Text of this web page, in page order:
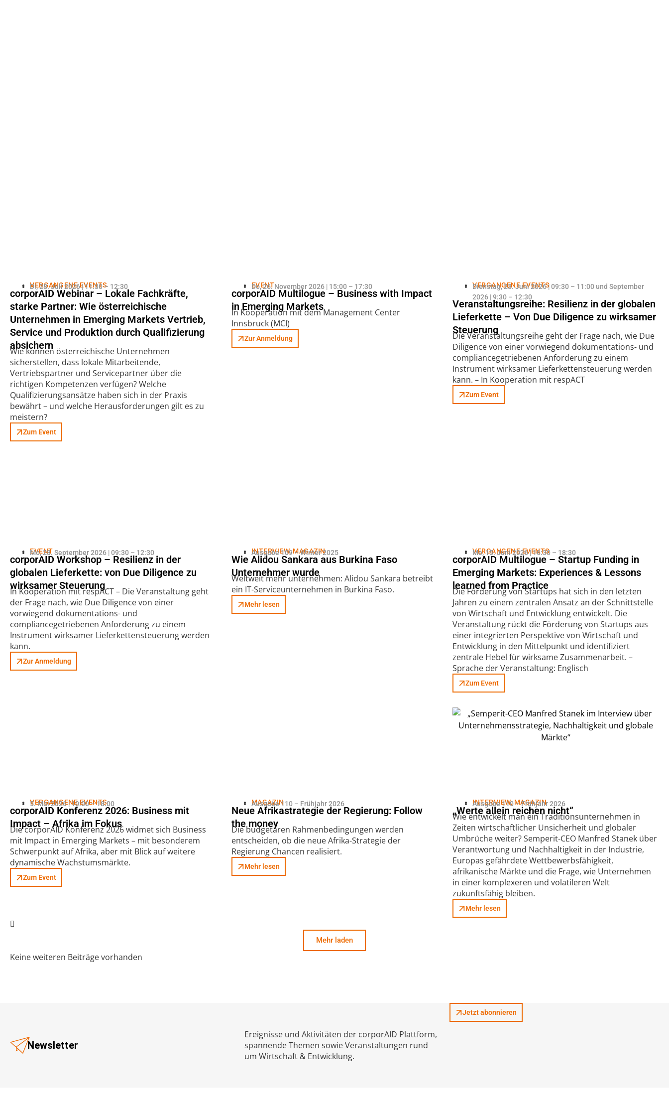
VERGANGENE EVENTS
Di, 28. Juli 2026 | 11:30 – 12:30
corporAID Webinar – Lokale Fachkräfte,
starke Partner: Wie österreichische
Unternehmen in Emerging Markets Vertrieb,
Service und Produktion durch Qualifizierung
absichern
Wie können österreichische Unternehmen
sicherstellen, dass lokale Mitarbeitende,
Vertriebspartner und Servicepartner über die
richtigen Kompetenzen verfügen? Welche
Qualifizierungsansätze haben sich in der Praxis
bewährt – und welche Herausforderungen gilt es zu
meistern?
Zum Event
EVENT
Do, 26. November 2026 | 15:00 – 17:30
corporAID Multilogue – Business with Impact
in Emerging Markets
In Kooperation mit dem Management Center
Innsbruck (MCI)
Zur Anmeldung
VERGANGENE EVENTS
Dienstag, 23. Juni 2026 | 09:30 – 11:00 und September
2026 | 9:30 – 12:30
Veranstaltungsreihe: Resilienz in der globalen
Lieferkette – Von Due Diligence zu wirksamer
Steuerung
Die Veranstaltungsreihe geht der Frage nach, wie Due
Diligence von einer vorwiegend dokumentations- und
compliancegetriebenen Anforderung zu einem
Instrument wirksamer Lieferkettensteuerung werden
kann. – In Kooperation mit respACT
Zum Event
EVENT
Mo, 28. September 2026 | 09:30 – 12:30
corporAID Workshop – Resilienz in der
globalen Lieferkette: von Due Diligence zu
wirksamer Steuerung
In Kooperation mit respACT – Die Veranstaltung geht
der Frage nach, wie Due Diligence von einer
vorwiegend dokumentations- und
compliancegetriebenen Anforderung zu einem
Instrument wirksamer Lieferkettensteuerung werden
kann.
Zur Anmeldung
INTERVIEW,MAGAZIN
Ausgabe 109 – Winter 2025
Wie Alidou Sankara aus Burkina Faso
Unternehmer wurde
Weltweit mehr unternehmen: Alidou Sankara betreibt
ein IT-Serviceunternehmen in Burkina Faso.
Mehr lesen
VERGANGENE EVENTS
Mo, 15. Juni 2026 | 16:30 – 18:30
corporAID Multilogue – Startup Funding in
Emerging Markets: Experiences & Lessons
learned from Practice
Die Förderung von Startups hat sich in den letzten
Jahren zu einem zentralen Ansatz an der Schnittstelle
von Wirtschaft und Entwicklung entwickelt. Die
Veranstaltung rückt die Förderung von Startups aus
einer integrierten Perspektive von Wirtschaft und
Entwicklung in den Mittelpunkt und identifiziert
zentrale Hebel für wirksame Zusammenarbeit. –
Sprache der Veranstaltung: Englisch
Zum Event
VERGANGENE EVENTS
5. Mai 2026 | 10:00 – 18:00
corporAID Konferenz 2026: Business mit
Impact – Afrika im Fokus
Die corporAID Konferenz 2026 widmet sich Business
mit Impact in Emerging Markets – mit besonderem
Schwerpunkt auf Afrika, aber mit Blick auf weitere
dynamische Wachstumsmärkte.
Zum Event
MAGAZIN
Ausgabe 110 – Frühjahr 2026
Neue Afrikastrategie der Regierung: Follow
the money
Die budgetären Rahmenbedingungen werden
entscheiden, ob die neue Afrika-Strategie der
Regierung Chancen realisiert.
Mehr lesen
INTERVIEW,MAGAZIN
Ausgabe 110 – Frühjahr 2026
„Werte allein reichen nicht“
Wie entwickelt man ein Traditionsunternehmen in
Zeiten wirtschaftlicher Unsicherheit und globaler
Umbrüche weiter? Semperit-CEO Manfred Stanek über
Verantwortung und Nachhaltigkeit in der Industrie,
Europas gefährdete Wettbewerbsfähigkeit,
afrikanische Märkte und die Frage, wie Unternehmen
in einer komplexeren und volatileren Welt
zukunftsfähig bleiben.
Mehr lesen
Mehr laden
Keine weiteren Beiträge vorhanden
Newsletter
Ereignisse und Aktivitäten der corporAID Plattform,
spannende Themen sowie Veranstaltungen rund
um Wirtschaft & Entwicklung.
Jetzt abonnieren